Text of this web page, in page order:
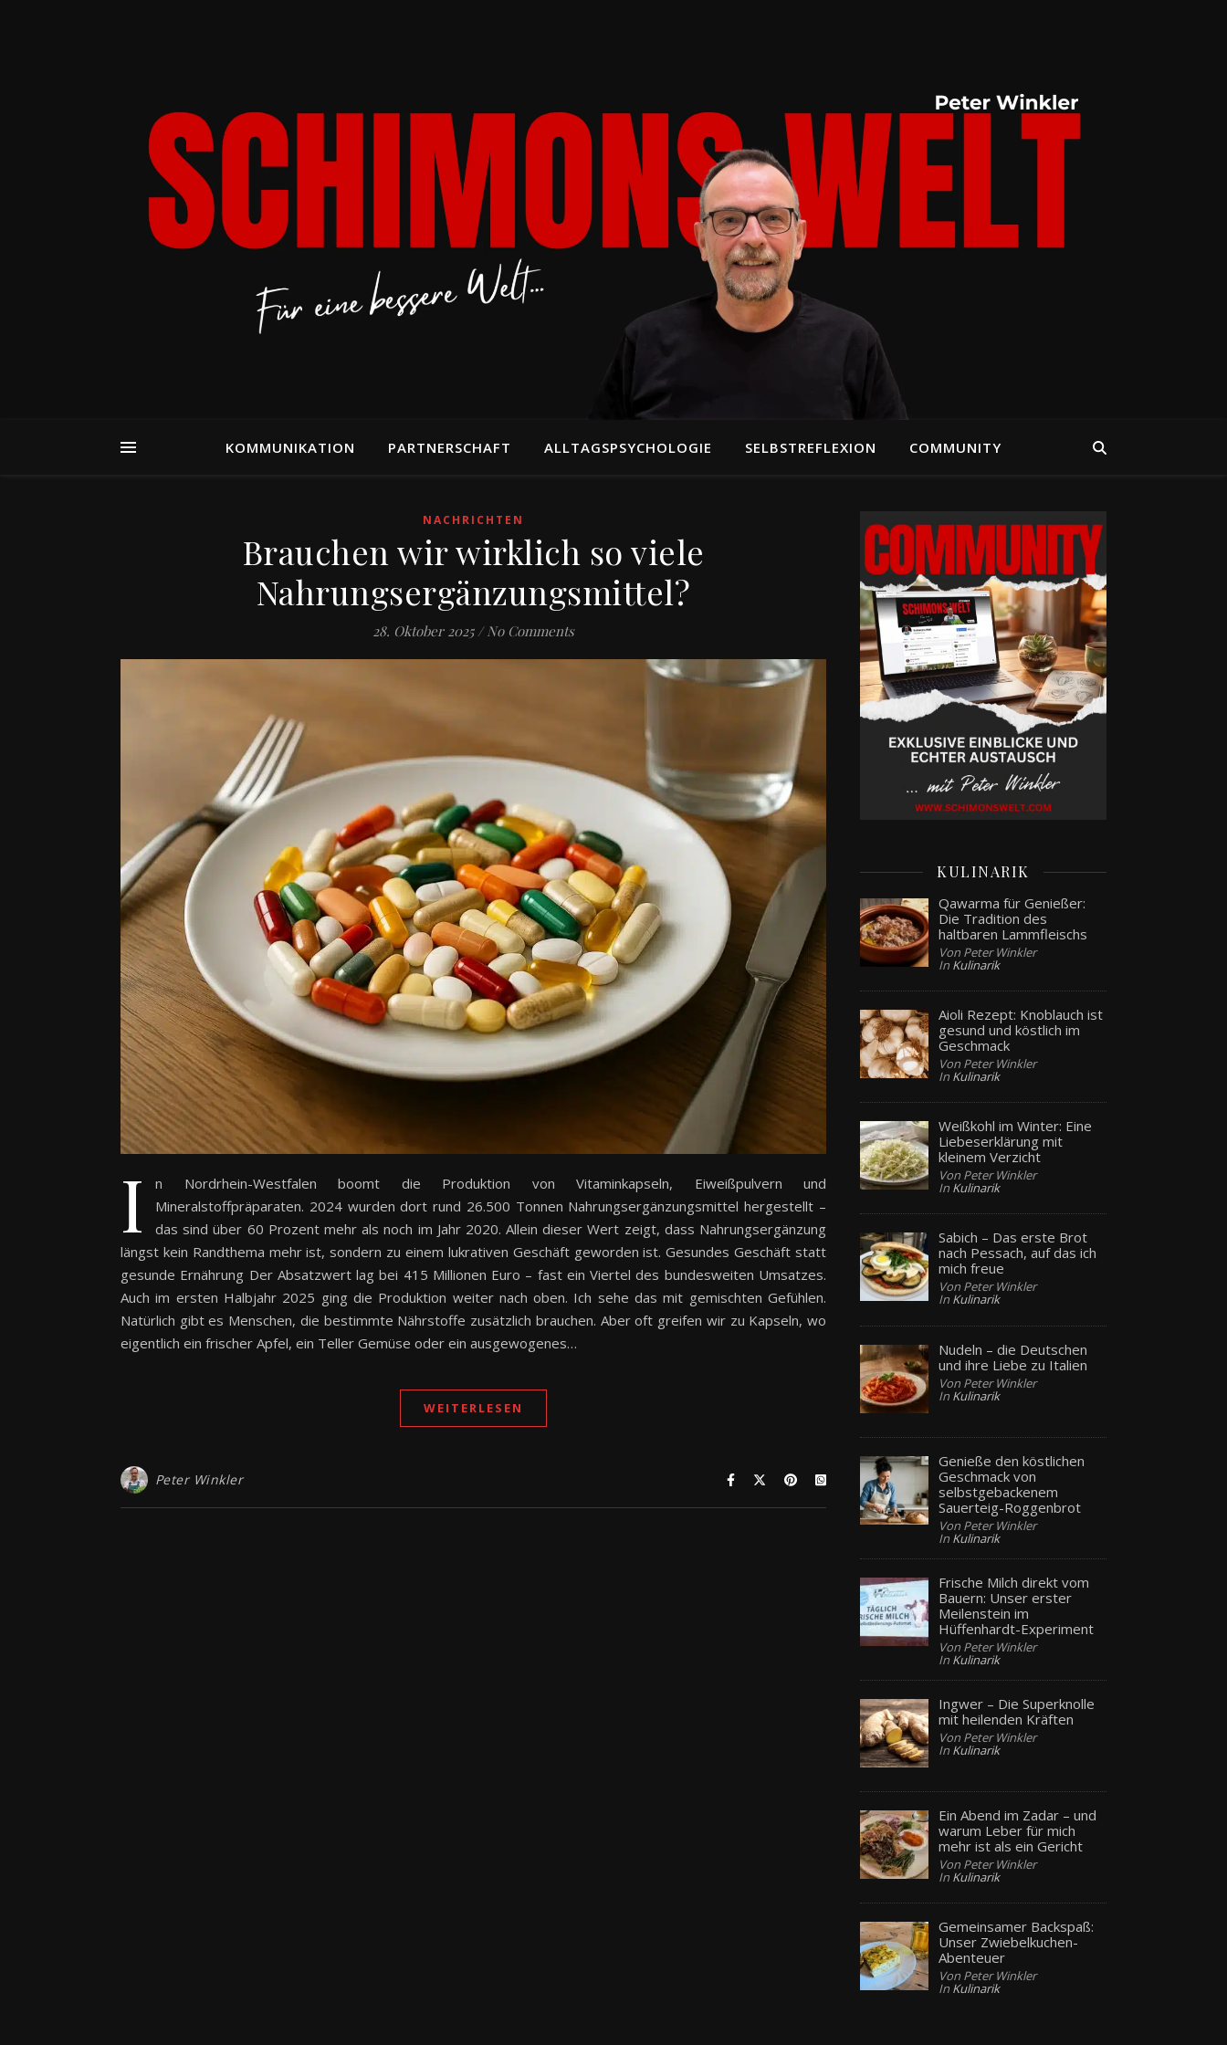
KOMMUNIKATION PARTNERSCHAFT ALLTAGSPSYCHOLOGIE SELBSTREFLEXION COMMUNITY
NACHRICHTEN
Brauchen wir wirklich so viele
Nahrungsergänzungsmittel?
28. Oktober 2025 / No Comments
I
n Nordrhein-Westfalen boomt die Produktion von Vitaminkapseln, Eiweißpulvern und
Mineralstoffpräparaten. 2024 wurden dort rund 26.500 Tonnen Nahrungsergänzungsmittel hergestellt –
das sind über 60 Prozent mehr als noch im Jahr 2020. Allein dieser Wert zeigt, dass Nahrungsergänzung
längst kein Randthema mehr ist, sondern zu einem lukrativen Geschäft geworden ist. Gesundes Geschäft statt
gesunde Ernährung Der Absatzwert lag bei 415 Millionen Euro – fast ein Viertel des bundesweiten Umsatzes.
Auch im ersten Halbjahr 2025 ging die Produktion weiter nach oben. Ich sehe das mit gemischten Gefühlen.
Natürlich gibt es Menschen, die bestimmte Nährstoffe zusätzlich brauchen. Aber oft greifen wir zu Kapseln, wo
eigentlich ein frischer Apfel, ein Teller Gemüse oder ein ausgewogenes…
WEITERLESEN
Peter Winkler
KULINARIK
Qawarma für Genießer:
Die Tradition des
haltbaren Lammfleischs
Von Peter Winkler
In Kulinarik
Aioli Rezept: Knoblauch ist
gesund und köstlich im
Geschmack
Von Peter Winkler
In Kulinarik
Weißkohl im Winter: Eine
Liebeserklärung mit
kleinem Verzicht
Von Peter Winkler
In Kulinarik
Sabich – Das erste Brot
nach Pessach, auf das ich
mich freue
Von Peter Winkler
In Kulinarik
Nudeln – die Deutschen
und ihre Liebe zu Italien
Von Peter Winkler
In Kulinarik
Genieße den köstlichen
Geschmack von
selbstgebackenem
Sauerteig-Roggenbrot
Von Peter Winkler
In Kulinarik
Frische Milch direkt vom
Bauern: Unser erster
Meilenstein im
Hüffenhardt-Experiment
Von Peter Winkler
In Kulinarik
Ingwer – Die Superknolle
mit heilenden Kräften
Von Peter Winkler
In Kulinarik
Ein Abend im Zadar – und
warum Leber für mich
mehr ist als ein Gericht
Von Peter Winkler
In Kulinarik
Gemeinsamer Backspaß:
Unser Zwiebelkuchen-
Abenteuer
Von Peter Winkler
In Kulinarik